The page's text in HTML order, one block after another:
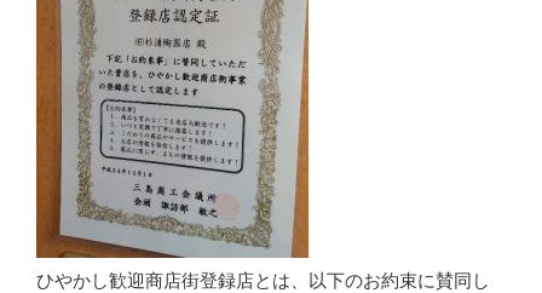
ひやかし歓迎商店街登録店とは、以下のお約束に賛同し